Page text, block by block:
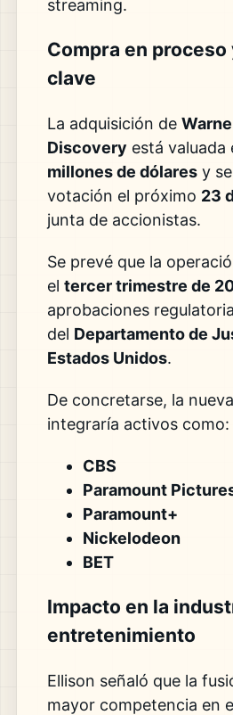
streaming.
Compra en proceso
clave
La adquisición de
Discovery está valuada
millones de dólaresy
votación el próximo 23
junta de accionistas.
Se prevé que la
el tercer trimestre de
aprobaciones
del Departamento de
Estados Unidos.
De concretarse, la
integraría activos como:
CBS
Paramount
Paramount+
Nickelodeon
BET
Impacto en la
entretenimiento
Ellison señaló que la
mayor competencia en